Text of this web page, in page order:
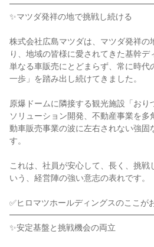
✨マツダ発祥の地で挑戦し続ける
株式会社広島マツダは、マツダ発祥の
り、地域の皆様に愛されてきた基幹デ
単なる車販売にとどまらず、常に時代
一歩」を踏み出し続けてきました。
原爆ドームに隣接する観光施設「お
ソリューション開発、不動産事業を多
動車販売事業の波に左右されない強固
す。
これは、社員が安心して、長く、挑戦
いう、経営陣の強い意志の表れです。
✅ヒロマツホールディングスのここが
✨安定基盤と挑戦機会の両立